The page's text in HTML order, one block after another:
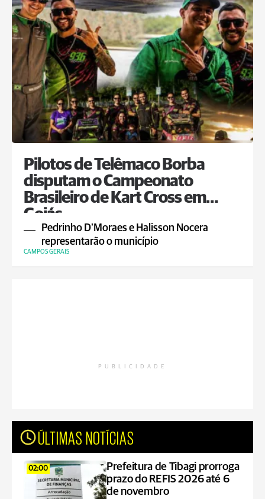
Pilotos de Telêmaco Borba
disputam o Campeonato
Brasileiro de Kart Cross em
Goiás
Pedrinho D'Moraes e Halisson Nocera
representarão o município
CAMPOS GERAIS
PUBLICIDADE
ÚLTIMAS NOTÍCIAS
02:00
Prefeitura de Tibagi prorroga
prazo do REFIS 2026 até 6
de novembro